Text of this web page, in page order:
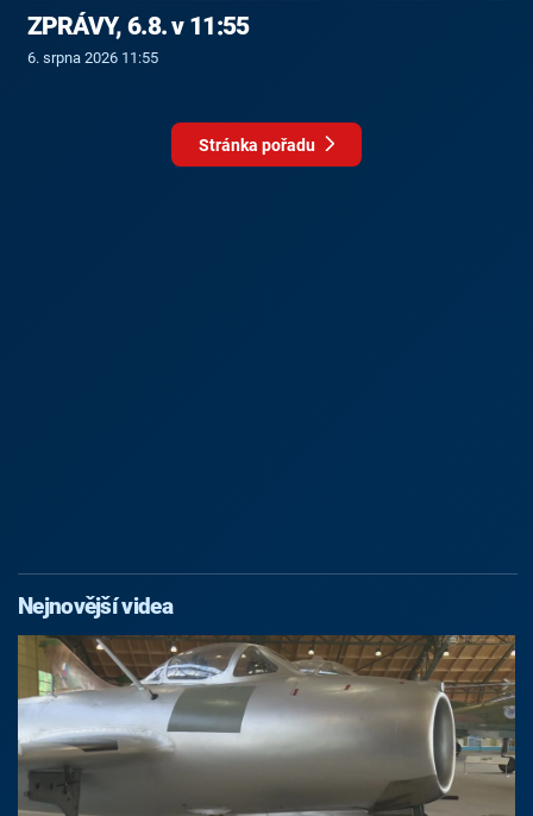
ZPRÁVY, 6.8. v 11:55
6. srpna 2026 11:55
Stránka pořadu
Nejnovější videa